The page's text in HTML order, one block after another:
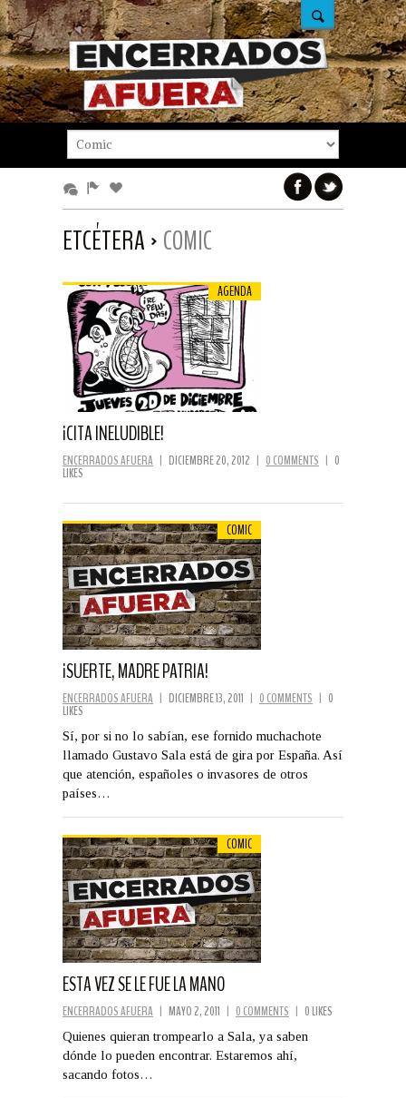
ETCÉTERA COMIC
AGENDA
¡CITA INELUDIBLE!
ENCERRADOS AFUERA | DICIEMBRE 20, 2012 | 0 COMMENTS | 0
LIKES
COMIC
¡SUERTE, MADRE PATRIA!
ENCERRADOS AFUERA | DICIEMBRE 13, 2011 | 0 COMMENTS | 0
LIKES
Sí, por si no lo sabían, ese fornido muchachote
llamado Gustavo Sala está de gira por España. Así
que atención, españoles o invasores de otros
países…
COMIC
ESTA VEZ SE LE FUE LA MANO
ENCERRADOS AFUERA | MAYO 2, 2011 | 0 COMMENTS | 0 LIKES
Quienes quieran trompearlo a Sala, ya saben
dónde lo pueden encontrar. Estaremos ahí,
sacando fotos…